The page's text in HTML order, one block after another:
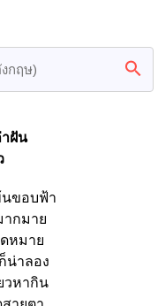
าฝัน
นขอบฟ้า
ากมาย
หมาย
น่าลอง
วหากิน